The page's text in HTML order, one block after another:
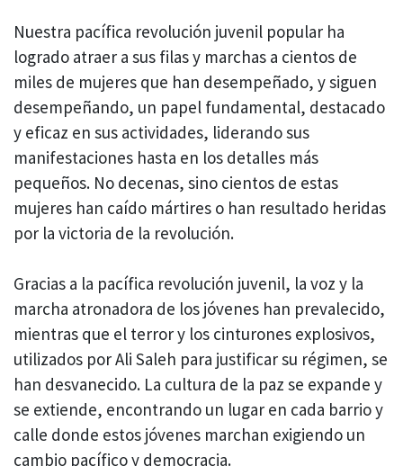
Nuestra pacífica revolución juvenil popular ha
logrado atraer a sus filas y marchas a cientos de
miles de mujeres que han desempeñado, y siguen
desempeñando, un papel fundamental, destacado
y eficaz en sus actividades, liderando sus
manifestaciones hasta en los detalles más
pequeños. No decenas, sino cientos de estas
mujeres han caído mártires o han resultado heridas
por la victoria de la revolución.
Gracias a la pacífica revolución juvenil, la voz y la
marcha atronadora de los jóvenes han prevalecido,
mientras que el terror y los cinturones explosivos,
utilizados por Ali Saleh para justificar su régimen, se
han desvanecido. La cultura de la paz se expande y
se extiende, encontrando un lugar en cada barrio y
calle donde estos jóvenes marchan exigiendo un
cambio pacífico y democracia.